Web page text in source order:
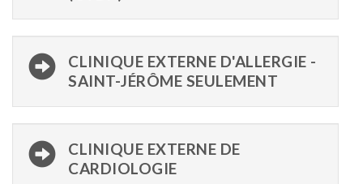
CLINIQUE EXTERNE D'ALLERGIE -
SAINT-JÉRÔME SEULEMENT
CLINIQUE EXTERNE DE
CARDIOLOGIE